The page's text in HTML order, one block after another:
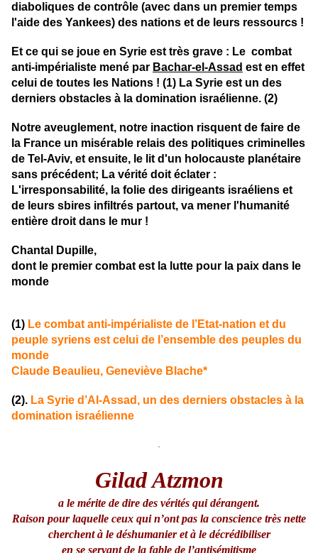
diaboliques de contrôle (avec dans un premier temps
l'aide des Yankees) des nations et de leurs ressourcs !
Et ce qui se joue en Syrie est très grave : Le combat
anti-impérialiste mené par Bachar-el-Assad est en effet
celui de toutes les Nations ! (1) La Syrie est un des
derniers obstacles à la domination israélienne. (2)
Notre aveuglement, notre inaction risquent de faire de
la France un misérable relais des politiques criminelles
de Tel-Aviv, et ensuite, le lit d'un holocauste planétaire
sans précédent; La vérité doit éclater :
L'irresponsabilité, la folie des dirigeants israéliens et
de leurs sbires infiltrés partout, va mener l'humanité
entière droit dans le mur !
Chantal Dupille,
dont le premier combat est la lutte pour la paix dans le
monde
(1) Le combat anti-impérialiste de l’Etat-nation et du
peuple syriens est celui de l’ensemble des peuples du
monde
Claude Beaulieu, Geneviève Blache*
(2). La Syrie d’Al-Assad, un des derniers obstacles à la
domination israélienne
Gilad Atzmon
a le mérite de dire des vérités qui dérangent.
Raison pour laquelle ceux qui n’ont pas la conscience très nette
cherchent à le déshumanier et à le décrédibiliser
en se servant de la fable de l’antisémitisme